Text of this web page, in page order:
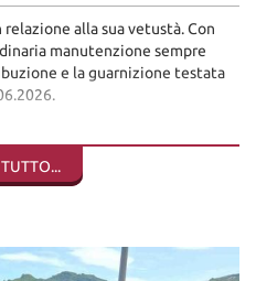
alla sua vetustà. Con
manutenzione sempre
e la guarnizione testata
controllati e igienizzati prima
TUTTO...